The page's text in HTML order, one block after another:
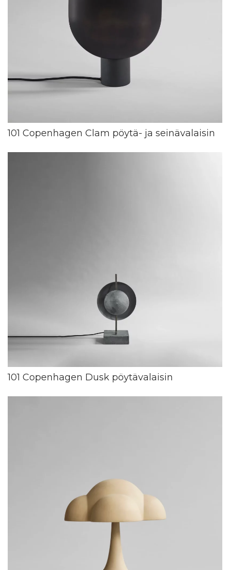
101 Copenhagen Clam pöytä- ja seinävalaisin
101 Copenhagen Dusk pöytävalaisin